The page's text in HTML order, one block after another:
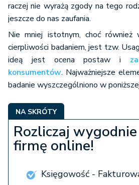
raczej nie wyrażą zgody na tego
jeszcze do nas zaufania.
Nie mniej istotnym, choć również
cierpliwości badaniem, jest tzw.
ideą jest ocena postaw i
konsumentów. Najważniejsze
badanie wyszczególniono w
NA SKRÓTY
Rozliczaj
firmę online!
Księgowość -